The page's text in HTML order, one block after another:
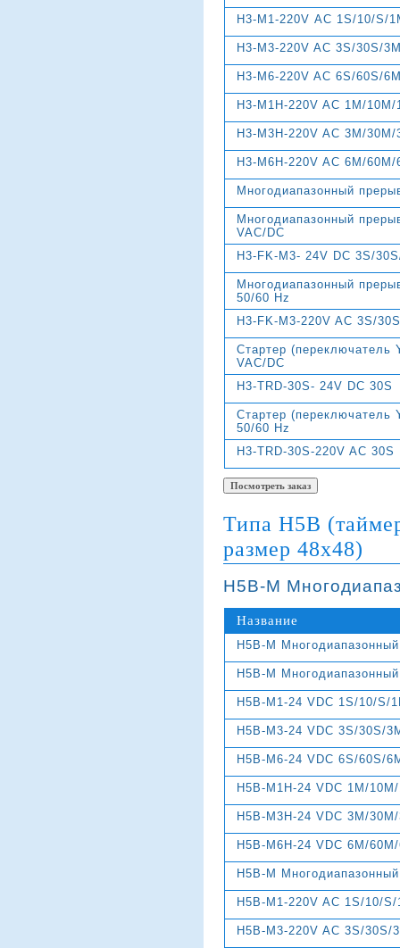
H3-M1-220V АС 1S/10/S/
H3-M3-220V AC 3S/30S/
H3-M6-220V AC 6S/60S/
H3-M1H-220V AC 1M/10M/
H3-M3H-220V AC 3M/30M/
H3-M6H-220V AC 6M/60M/
Многодиапазонный
Многодиапазонный
VAC/DC
H3-FK-M3- 24V DC 3S/
Многодиапазонный
50/60 Hz
H3-FK-M3-220V AC 3S/
Стартер (переключатель
VAC/DC
H3-TRD-30S- 24V DC 30S
Стартер (переключатель
50/60 Hz
H3-TRD-30S-220V AC 30S
Типа H5B
размер 48х48)
Н5В-М
Название
Н5В-М
Н5В-М
H5B-M1-24 VDC 1S/10/S/
H5B-M3-24 VDC 3S/30S/
H5B-M6-24 VDC 6S/60S/
H5B-M1H-24 VDC 1M/
H5B-M3H-24 VDC 3M/
H5B-M6H-24 VDC 6M/
Н5В-М
H5B-M1-220V AC 1S/10/
H5B-M3-220V AC 3S/30S/